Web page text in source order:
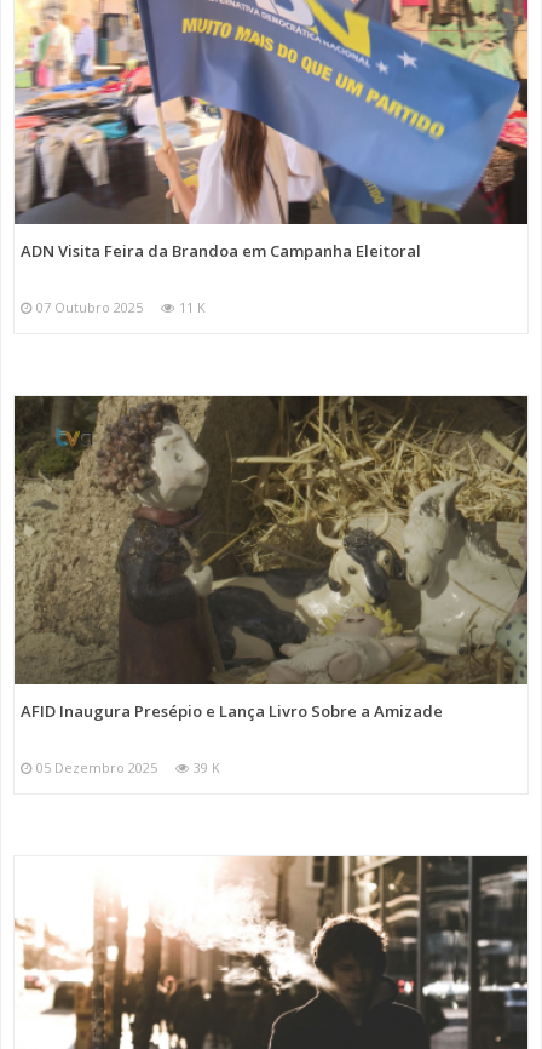
ADN Visita Feira da Brandoa em Campanha Eleitoral
07 Outubro 2025 11 K
AFID Inaugura Presépio e Lança Livro Sobre a Amizade
05 Dezembro 2025 39 K